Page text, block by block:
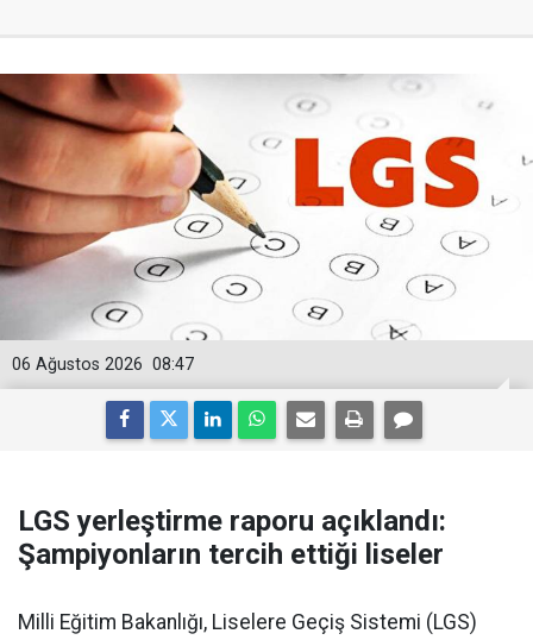
08:47
06 Ağustos 2026
LGS yerleştirme raporu açıklandı:
Şampiyonların tercih ettiği liseler
Milli Eğitim Bakanlığı, Liselere Geçiş Sistemi (LGS)